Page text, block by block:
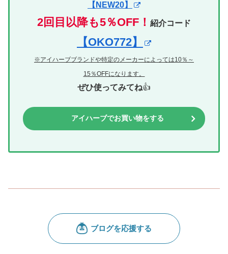
【NEW20】
2回目以降も5％OFF ！ 紹介コード
【OKO772】
※アイハーブブランドや特定のメーカーによっては10％～
15％OFFになります。
ぜひ使ってみてね👍
アイハーブでお買い物をする